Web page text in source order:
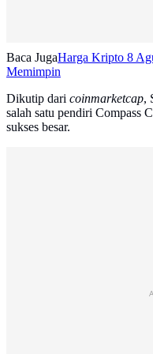
Baca JugaHarga Kripto 8
Memimpin
Dikutip dari coinmarketcap,
salah satu pendiri Compass
sukses besar.